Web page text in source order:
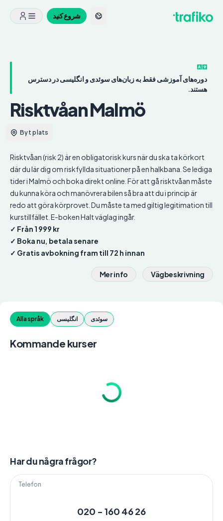
شروع کنید
دوره‌های آموزشی فقط به زبان‌های سوئدی و انگلیسی در دسترس
هستند.
RisktvåanMalmö
Byt plats
Risktvåan (risk 2) är en obligatorisk kurs när du ska ta körkort
där du lär dig om riskfyllda situationer på en halkbana. Se lediga
tider i Malmö och boka direkt online. För att gå risktvåan måste
du kunna köra och manövrera bilen så bra att du i princip är
redo att göra körprovet. Du måste ta med giltig legitimation till
kurstillfället. E-boken Halt väglag ingår.
✓ Från 1 999 kr
✓ Boka nu, betala senare
✓ Gratis avbokning fram till 72 h innan
Mer info Vägbeskrivning
Alla språk انگلیسی سوئدی
Kommande kurser
Har du några frågor?
Telefon
020 - 160 46 26